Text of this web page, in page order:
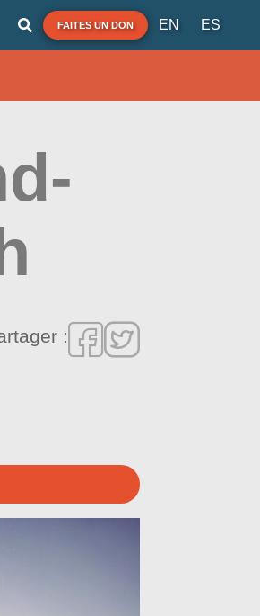
FAITES UN DON EN ES
: